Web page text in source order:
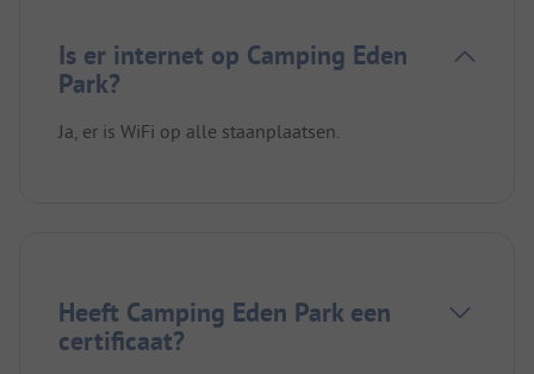
Is er internet op Camping Eden
Park?
Ja, er is WiFi op alle staanplaatsen.
Heeft Camping Eden Park een
certificaat?